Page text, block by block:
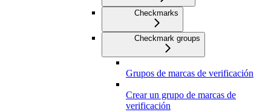
Checkmarks
Checkmark groups
Grupos de marcas de verificación
Crear un grupo de marcas de
verificación